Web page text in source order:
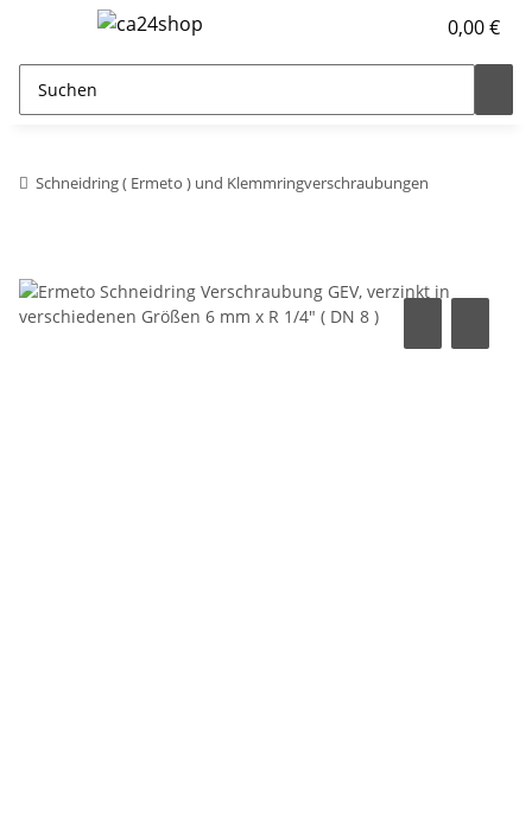
0,00 €
Schneidring ( Ermeto ) und Klemmringverschraubungen